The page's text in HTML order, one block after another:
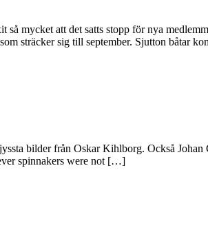
mycket att det satts stopp för nya
sträcker sig till september. Sjutton båtar
bilder från Oskar Kihlborg. Också
spinnakers were not […]